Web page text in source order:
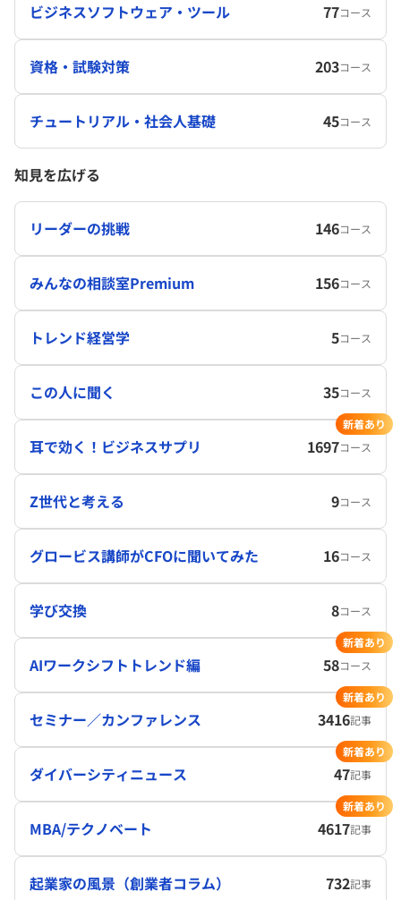
ビジネスソフトウェア・ツール 77コース
資格・試験対策 203コース
チュートリアル・社会人基礎 45コース
知見を広げる
リーダーの挑戦 146コース
みんなの相談室Premium 156コース
トレンド経営学 5コース
この人に聞く 35コース
耳で効く！ビジネスサプリ 1697コース
新着あり
Z世代と考える 9コース
グロービス講師がCFOに聞いてみた 16コース
学び交換 8コース
AIワークシフトトレンド編 58コース
新着あり
セミナー／カンファレンス 3416記事
新着あり
ダイバーシティニュース 47記事
新着あり
MBA/テクノベート 4617記事
新着あり
起業家の風景（創業者コラム） 732記事